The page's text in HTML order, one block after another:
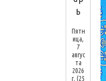
ь
Пятн
ица,
7
авгус
та
2026
г.(25